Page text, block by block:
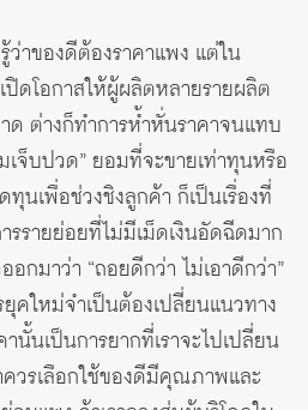
ว่าของดีต้องราคาแพง แต่ใน
ปิดโอกาสให้ผู้ผลิตหลายรายผลิต
ต่างก็ทำการห้ำหั่นราคาจนแทบ
เจ็บปวด” ยอมที่จะขายเท่าทุนหรือ
ทุนเพื่อช่วงชิงลูกค้า ก็เป็นเรื่องที่
รรายย่อยที่ไม่มีเม็ดเงินอัดฉีดมาก
กมาว่า “ถอยดีกว่า ไม่เอาดีกว่า”
คใหม่จำเป็นต้องเปลี่ยนแนวทาง
านั้นเป็นการยากที่เราจะไปเปลี่ยน
วรเลือกใช้ของดีมีคุณภาพและ